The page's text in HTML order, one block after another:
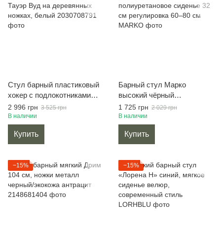
Стул барный пластиковый
хокер с подлокотниками
Тауэр Вуд на деревянных
ножках, белый
2 996 грн 3 525 грн
В наличии
Купить
Барный стул Марко
высокий чёрный
полиуретановое сиденье
32 см регулировка 60–80
см
1 725 грн 2 029 грн
В наличии
Купить
−15% −15%